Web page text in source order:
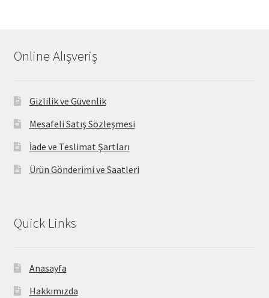
Online Alışveriş
Gizlilik ve Güvenlik
Mesafeli Satış Sözleşmesi
İade ve Teslimat Şartları
Ürün Gönderimi ve Saatleri
Quick Links
Anasayfa
Hakkımızda